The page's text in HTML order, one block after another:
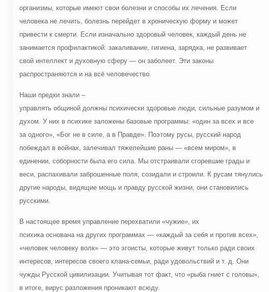
организмы, которые имеют свои болезни и способы их лечения. Если
человека не лечить, болезнь перейдет в хроническую форму и может
привести к смерти. Если изначально здоровый человек, каждый день не
занимается профилактикой: закаливание, гигиена, зарядка, не развивает
свой интеллект и духовную сферу — он заболеет. Эти законы
распространяются и на всё человечество.
Наши предки знали –
управлять общиной должны психически здоровые люди, сильные разумом и
духом. У них в психике заложены базовые программы: «один за всех и все
за одного», «Бог не в силе, а в Правде». Поэтому русы, русский народ
побеждал в войнах, залечивал тяжелейшие раны — «всем миром», в
единении, соборности была его сила. Мы отстраивали сгоревшие грады и
веси, распахивали заброшенные поля, созидали и строили. К русам тянулись
другие народы, видящие мощь и правду русской жизни, они становились
русскими.
В настоящее время управление перехватили «чужие», их
психика основана на других программах — «каждый за себя и против всех»,
«человек человеку волк» — это эгоисты, которые живут только ради своих
интересов, интересов своего клана-семьи, ради удовольствий и т. д. Они
чужды Русской цивилизации. Учитывая тот факт, что «рыба гниет с головы»,
в итоге, вирус разложения проникают всюду.